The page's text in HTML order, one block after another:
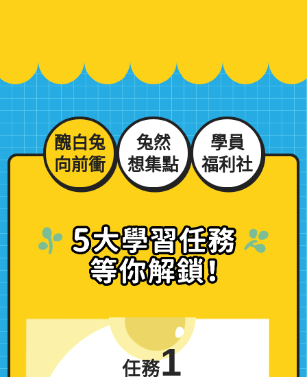
醜白兔
向前衝
兔然
想集點
學員
福利社
5大學習任務
等你解鎖！
任務1